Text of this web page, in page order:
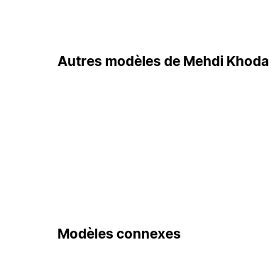
Autres modèles de Mehdi Khoda
Modèles connexes